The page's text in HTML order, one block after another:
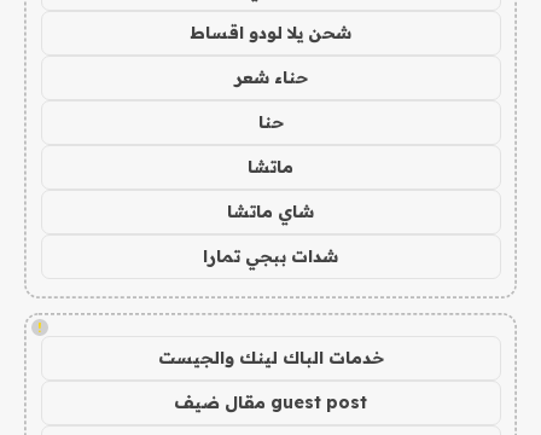
شحن يلا لودو اقساط
حناء شعر
حنا
ماتشا
شاي ماتشا
شدات ببجي تمارا
!
خدمات الباك لينك والجيست
guest post مقال ضيف